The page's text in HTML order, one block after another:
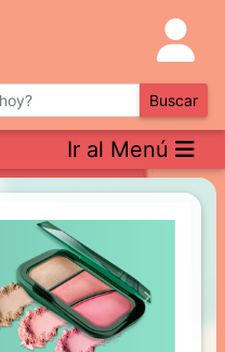
Buscar
Ir al Menú
Next